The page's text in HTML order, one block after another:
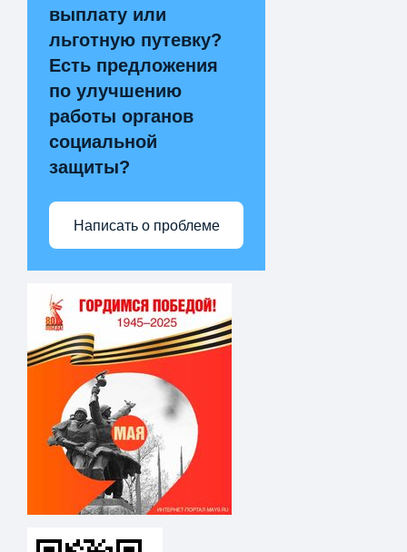
выплату или
льготную путевку?
Есть предложения
по улучшению
работы органов
социальной
защиты?
Написать о проблеме